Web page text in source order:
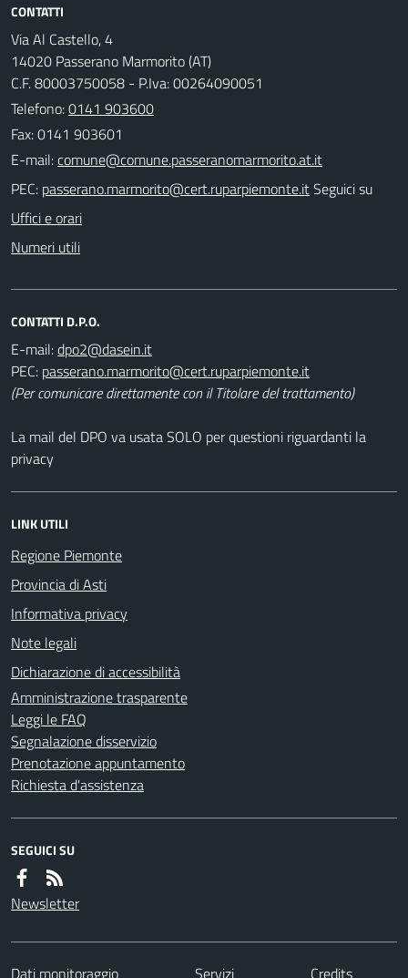
CONTATTI
Via Al Castello, 4
14020 Passerano Marmorito (AT)
C.F. 80003750058 - P.Iva: 00264090051
Telefono:0141 903600
Fax: 0141 903601
E-mail:
PEC:
Seguici su
Uffici e orari
Numeri utili
CONTATTI D.P.O.
E-mail:
PEC:
(Per comunicare direttamente con il Titolare del trattamento)
La mail del DPO va usata SOLO per questioni riguardanti la
privacy
LINK UTILI
Regione Piemonte
Provincia di Asti
Informativa privacy
Note legali
Dichiarazione di accessibilità
Amministrazione trasparente
Leggi le FAQ
Segnalazione disservizio
Prenotazione appuntamento
Richiesta d'assistenza
SEGUICI SU
Newsletter
Dati monitoraggio Servizi Credits